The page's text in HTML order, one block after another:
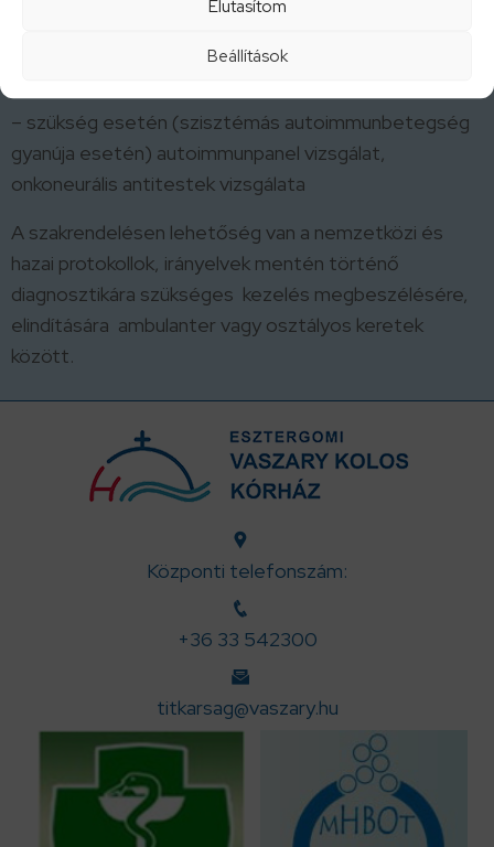
Elutasítom
Beállítások
– antiaquaporin-4 autoantitest és anti-MOG vizsgálat
– szükség esetén (szisztémás autoimmunbetegség
gyanúja esetén) autoimmunpanel vizsgálat,
onkoneurális antitestek vizsgálata
A szakrendelésen lehetőség van a nemzetközi és
hazai protokollok, irányelvek mentén történő
diagnosztikára szükséges kezelés megbeszélésére,
elindítására ambulanter vagy osztályos keretek
között.
Központi telefonszám:
+36 33 542300
titkarsag@vaszary.hu